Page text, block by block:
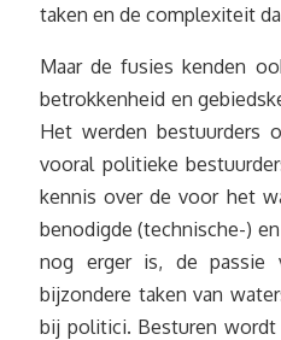
taken en de complexiteit
Maar de fusies kenden
betrokkenheid en
Het werden bestuurders
vooral politieke
kennis over de voor het
benodigde (technische-)
nog erger is, de passie
bijzondere taken van
bij politici. Besturen